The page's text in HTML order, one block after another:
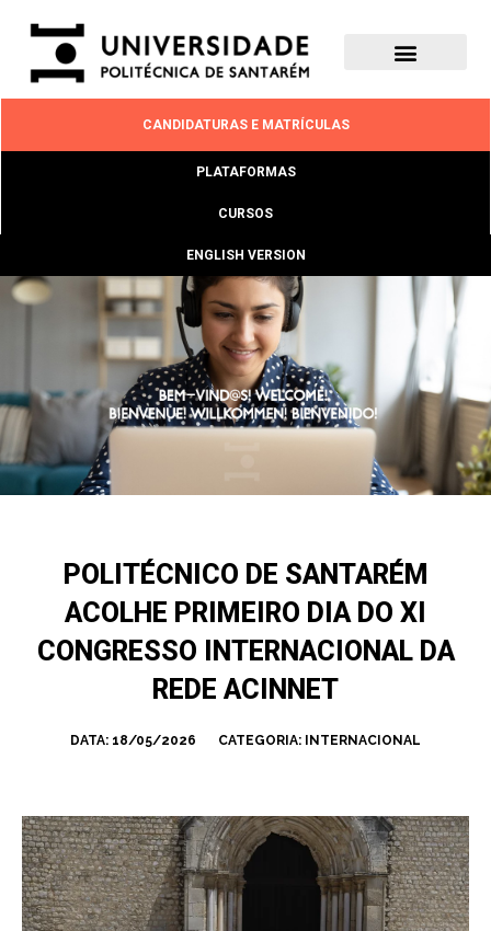
CANDIDATURAS E MATRÍCULAS
PLATAFORMAS
CURSOS
ENGLISH VERSION
POLITÉCNICO DE SANTARÉM
ACOLHE PRIMEIRO DIA DO XI
CONGRESSO INTERNACIONAL DA
REDE ACINNET
DATA: 18/05/2026 CATEGORIA: INTERNACIONAL